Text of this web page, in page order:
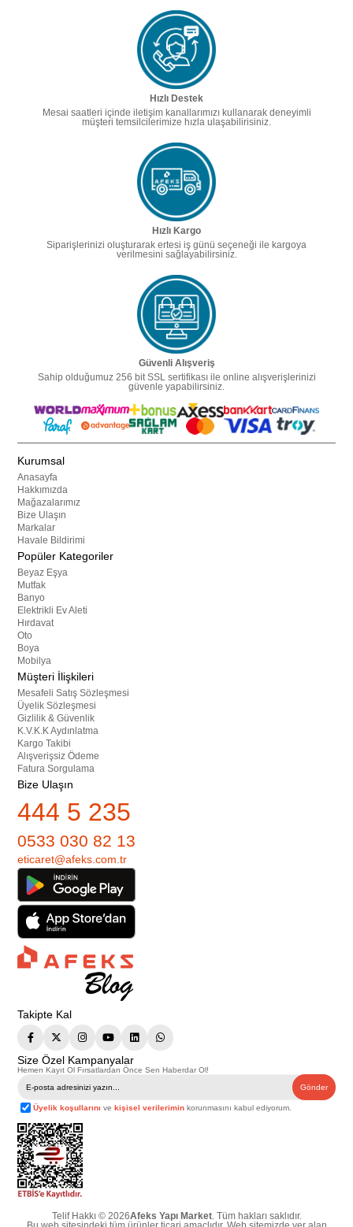
Hızlı Destek
Mesai saatleri içinde iletişim kanallarımızı kullanarak deneyimli
müşteri temsilcilerimize hızla ulaşabilirisiniz.
Hızlı Kargo
Siparişlerinizi oluşturarak ertesi iş günü seçeneği ile kargoya
verilmesini sağlayabilirsiniz.
Güvenli Alışveriş
Sahip olduğumuz 256 bit SSL sertifikası ile online alışverişlerinizi
güvenle yapabilirsiniz.
Kurumsal
Anasayfa
Hakkımızda
Mağazalarımız
Bize Ulaşın
Markalar
Havale Bildirimi
Popüler Kategoriler
Beyaz Eşya
Mutfak
Banyo
Elektrikli Ev Aleti
Hırdavat
Oto
Boya
Mobilya
Müşteri İlişkileri
Mesafeli Satış Sözleşmesi
Üyelik Sözleşmesi
Gizlilik & Güvenlik
K.V.K.K Aydınlatma
Kargo Takibi
Alışverişsiz Ödeme
Fatura Sorgulama
Bize Ulaşın
444 5 235
0533 030 82 13
eticaret@afeks.com.tr
Takipte Kal
Size Özel Kampanyalar
Hemen Kayıt Ol Fırsatlardan Önce Sen Haberdar Ol!
Gönder
Üyelik koşullarını vekişisel verilerimin korunmasını kabul ediyorum.
Telif Hakkı © 2026Afeks Yapı Market. Tüm hakları saklıdır.